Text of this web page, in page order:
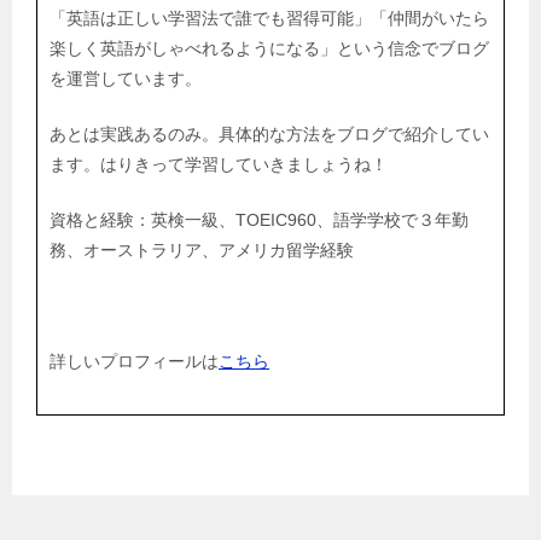
「英語は正しい学習法で誰でも習得可能」「仲間がいたら
楽しく英語がしゃべれるようになる」という信念でブログ
を運営しています。
あとは実践あるのみ。具体的な方法をブログで紹介してい
ます。はりきって学習していきましょうね！
資格と経験：英検一級、TOEIC960、語学学校で３年勤
務、オーストラリア、アメリカ留学経験
詳しいプロフィールはこちら